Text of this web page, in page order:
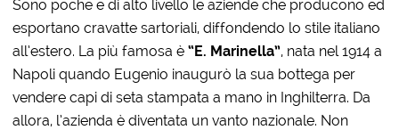
Sono poche e di alto livello le aziende che producono ed
esportano cravatte sartoriali, diffondendo lo stile italiano
all’estero. La più famosa è“E. Marinella”, nata nel 1914 a
Napoli quando Eugenio inaugurò la sua bottega per
vendere capi di seta stampata a mano in Inghilterra. Da
allora, l’azienda è diventata un vanto nazionale. Non